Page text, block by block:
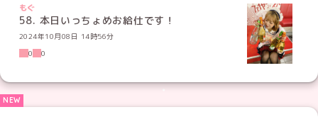
もぐ
58. 本日いっちょめお給仕です！
2024年10月08日 14時56分
0
0